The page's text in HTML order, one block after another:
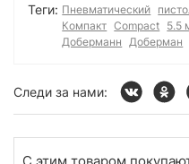
Теги: Пневматический
Компакт Compact 5.5
Доберманн
Доберман
Следи за нами: